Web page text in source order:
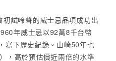
試啼聲的威士忌品項成功出
年威士忌以92萬8千台幣
寫下歷史紀錄。山崎50年也
，高於預估價近兩倍的水準